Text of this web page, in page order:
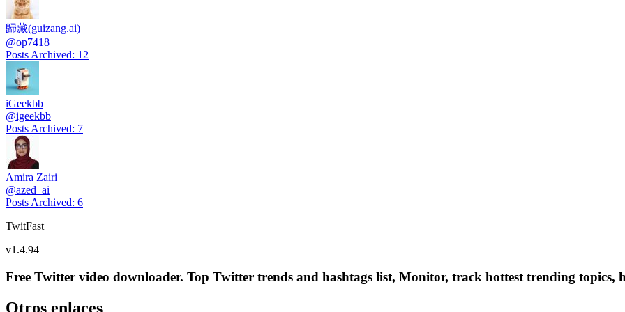
歸藏(guizang.ai)
@op7418
Posts Archived: 12
iGeekbb
@igeekbb
Posts Archived: 7
Amira Zairi
@azed_ai
Posts Archived: 6
TwitFast
v1.4.94
Free Twitter video downloader. Top Twitter trends and hashtags list, Monitor, track hottest trending topics,
Otros enlaces